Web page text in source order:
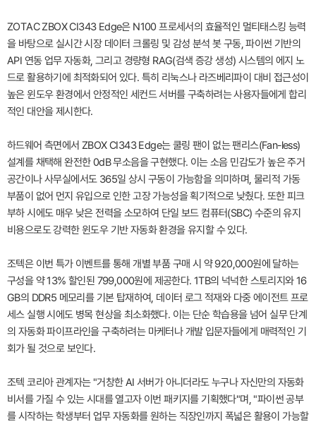
ZOTAC ZBOX CI343 Edge은 N100 프로세서의 효율적인 멀티태스킹 능력
을 바탕으로 실시간 시장 데이터 크롤링 및 감성 분석 봇 구동, 파이썬 기반의
API 연동 업무 자동화, 그리고 경량형 RAG(검색 증강 생성) 시스템의 에지 노
드로 활용하기에 최적화되어 있다. 특히 리눅스나 라즈베리파이 대비 접근성이
높은 윈도우 환경에서 안정적인 세컨드 서버를 구축하려는 사용자들에게 합리
적인 대안을 제시한다.
하드웨어 측면에서 ZBOX CI343 Edge는 쿨링 팬이 없는 팬리스(Fan-less)
설계를 채택해 완전한 0dB 무소음을 구현했다. 이는 소음 민감도가 높은 주거
공간이나 사무실에서도 365일 상시 구동이 가능함을 의미하며, 물리적 가동
부품이 없어 먼지 유입으로 인한 고장 가능성을 획기적으로 낮췄다. 또한 피크
부하 시에도 매우 낮은 전력을 소모하여 단일 보드 컴퓨터(SBC) 수준의 유지
비용으로도 강력한 윈도우 기반 자동화 환경을 유지할 수 있다.
조텍은 이번 특가 이벤트를 통해 개별 부품 구매 시 약 920,000원에 달하는
구성을 약 13% 할인된 799,000원에 제공한다. 1TB의 넉넉한 스토리지와 16
GB의 DDR5 메모리를 기본 탑재하여, 데이터 로그 적재와 다중 에이전트 프로
세스 실행 시에도 병목 현상을 최소화했다. 이는 단순 학습용을 넘어 실무 단계
의 자동화 파이프라인을 구축하려는 마케터나 개발 입문자들에게 매력적인 기
회가 될 것으로 보인다.
조텍 코리아 관계자는 "거창한 AI 서버가 아니더라도 누구나 자신만의 자동화
비서를 가질 수 있는 시대를 열고자 이번 패키지를 기획했다"며, "파이썬 공부
를 시작하는 학생부터 업무 자동화를 원하는 직장인까지 폭넓은 활용이 가능할